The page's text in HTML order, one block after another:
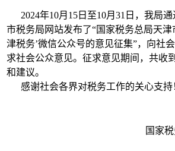
2024年10月15日至10月31日，我局
市税务局网站发布了“国家税务总局天津
津税务’微信公众号的意见征集”，向社
求社会公众意见。征求意见期间，共收
和建议。
感谢社会各界对税务工作的关心支持
国家